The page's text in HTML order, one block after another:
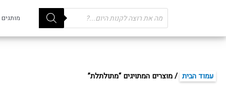
מותגים
Products
search
עמוד הבית / מוצרים המתויגים “מתולתלת”